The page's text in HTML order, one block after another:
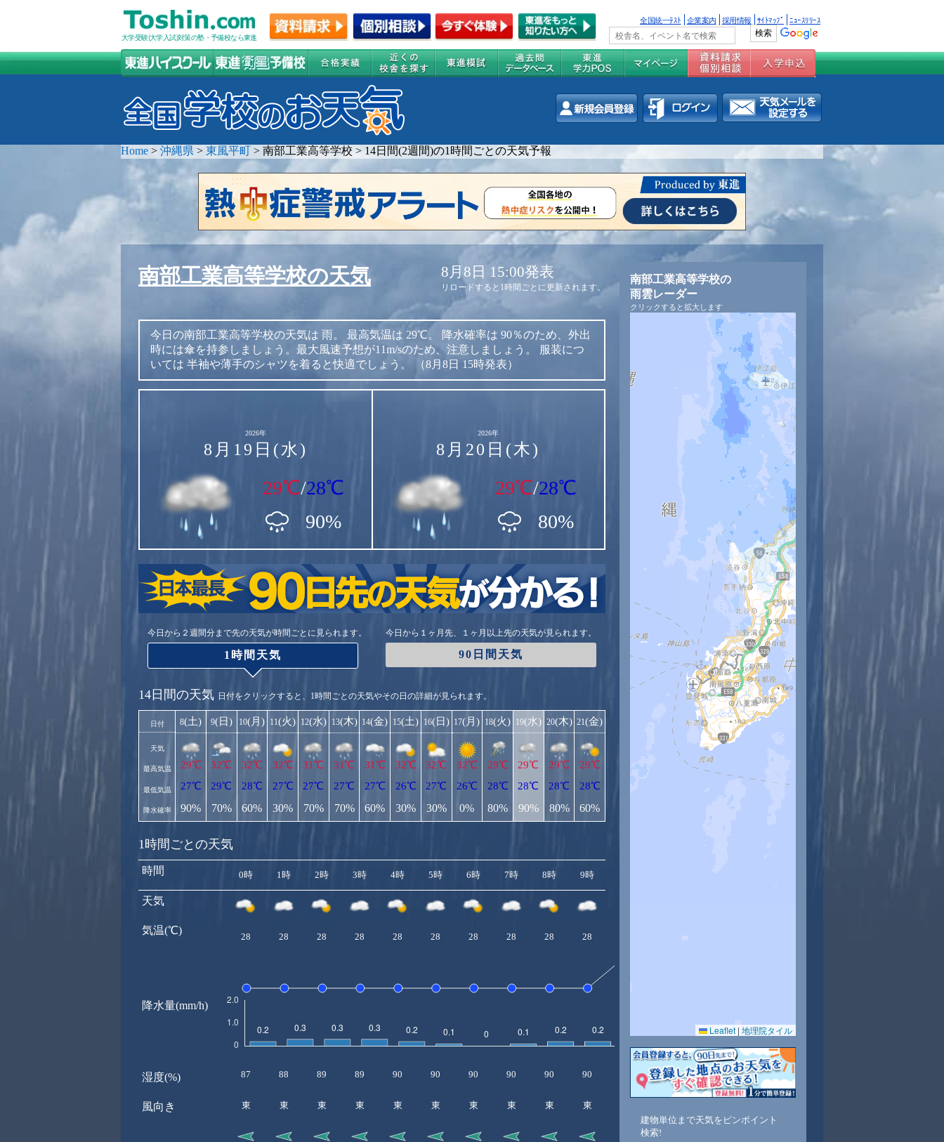
大学受験(大学入試)対策の塾・予備校なら東進
全国統一ﾃｽﾄ 企業案内 採用情報 ｻｲﾄﾏｯﾌﾟ ﾆｭｰｽﾘﾘｰｽ
Home > 沖縄県 > 東風平町 > 南部工業高等学校 > 14日間(2週間)の1時間ごとの天気予報
南部工業高等学校の天気 8月8日 15:00発表
リロードすると1時間ごとに更新されます。
今日の南部工業高等学校の天気は 雨。 最高気温は 29℃。 降水確率は 90％のため、外出
時には傘を持参しましょう。最大風速予想が11m/sのため、注意しましょう。
服装につ
いては 半袖や薄手のシャツを着ると快適でしょう。 （8月8日 15時発表）
2026年
8月19日(水)
29℃/28℃
90%
2026年
8月20日(木)
29℃/28℃
80%
今日から２週間分まで先の天気が時間ごとに見られます。
1時間天気
今日から１ヶ月先、１ヶ月以上先の天気が見られます。
90日間天気
14日間の天気 日付をクリックすると、1時間ごとの天気やその日の詳細が見られます。
日付
天気
最高気温
最低気温
降水確率
8(土)
29℃
27℃
90%
9(日)
32℃
29℃
70%
10(月)
32℃
28℃
60%
11(火)
32℃
27℃
30%
12(水)
31℃
27℃
70%
13(木)
31℃
27℃
70%
14(金)
31℃
27℃
60%
15(土)
32℃
26℃
30%
16(日)
32℃
27℃
30%
17(月)
32℃
26℃
0%
18(火)
29℃
28℃
80%
19(水)
29℃
28℃
90%
20(木)
29℃
28℃
80%
21(金)
29℃
28℃
60%
1時間ごとの天気
時間
天気
気温(℃)
降水量(mm/h)
湿度(%)
風向き
0時 1時 2時 3時 4時 5時 6時 7時 8時 9時
28 28 28 28 28 28 28 28 28 28
87 88 89 89 90 90 90 90 90 90 90 89 90 90
東 東 東 東 東 東 東 東 東 東
南部工業高等学校の
雨雲レーダー
クリックすると拡大します
Leaflet | 地理院タイル
建物単位まで天気をピンポイント
検索!